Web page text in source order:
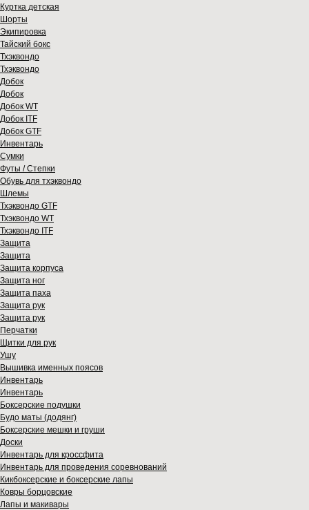
Куртка детская
Шорты
Экипировка
Тайский бокс
Тхэквондо
Тхэквондо
Добок
Добок
Добок WT
Добок ITF
Добок GTF
Инвентарь
Сумки
Футы / Степки
Обувь для тхэквондо
Шлемы
Тхэквондо GTF
Тхэквондо WT
Тхэквондо ITF
Защита
Защита
Защита корпуса
Защита ног
Защита паха
Защита рук
Защита рук
Перчатки
Щитки для рук
Ушу
Вышивка именных поясов
Инвентарь
Инвентарь
Боксерские подушки
Будо маты (додянг)
Боксерские мешки и груши
Доски
Инвентарь для кроссфита
Инвентарь для проведения соревнований
Кикбоксерские и боксерские лапы
Ковры борцовские
Лапы и макивары